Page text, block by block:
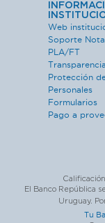
Web
Soporte
PLA/FT
Transparencia
Protección
Personales
Formularios
Pago a
El Banco República
Uruguay.
Tu